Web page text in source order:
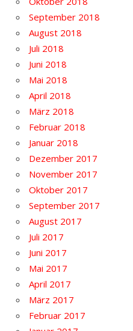
September 2018
August 2018
Juli 2018
Juni 2018
Mai 2018
April 2018
März 2018
Februar 2018
Januar 2018
Dezember 2017
November 2017
Oktober 2017
September 2017
August 2017
Juli 2017
Juni 2017
Mai 2017
April 2017
März 2017
Februar 2017